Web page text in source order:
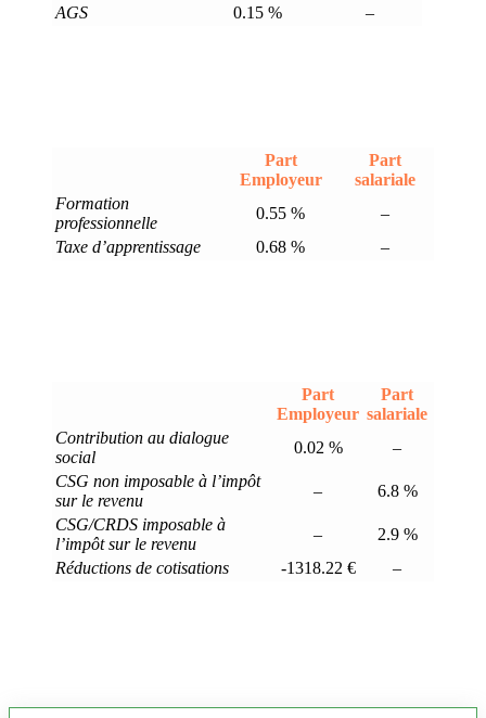
AGS
0.15 % –
Part
Employeur
Part
salariale
Formation
professionnelle
0.55 %
–
Taxe d’apprentissage
0.68 % –
Part
Employeur
Part
salariale
Contribution au dialogue
social
0.02 %
–
CSG non imposable à l’impôt
sur le revenu
–
6.8 %
CSG/CRDS imposable à
l’impôt sur le revenu
–
2.9 %
Réductions de cotisations
-1318.22 € –